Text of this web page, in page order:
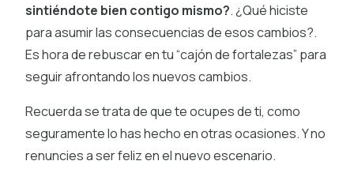
sintiéndote bien contigo mismo?. ¿Qué hiciste
para asumir las consecuencias de esos cambios?.
Es hora de rebuscar en tu “cajón de fortalezas” para
seguir afrontando los nuevos cambios.
Recuerda se trata de que te ocupes de ti, como
seguramente lo has hecho en otras ocasiones. Y no
renuncies a ser feliz en el nuevo escenario.